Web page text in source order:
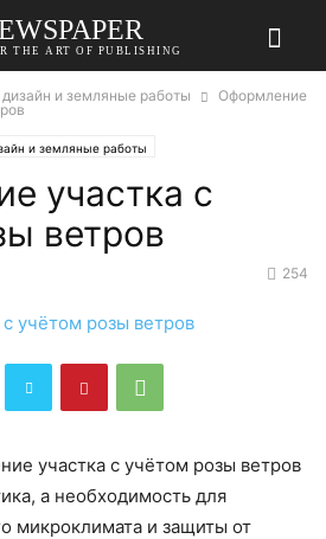
THE ART OF PUBLISHING
и земляные работы
Оформление
и земляные работы
участка с
ветров
254
участка с учётом розы ветров
а необходимость для
микроклимата и защиты от